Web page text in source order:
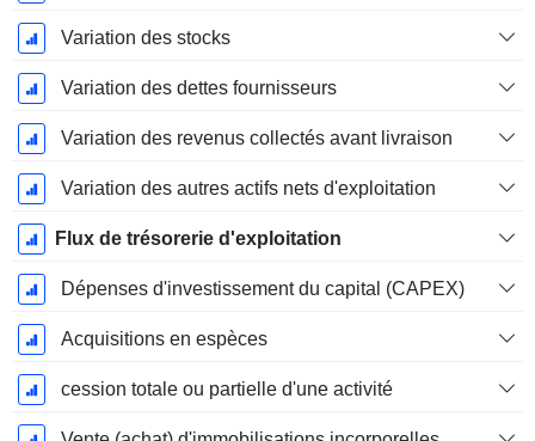
Variation des stocks
Variation des dettes fournisseurs
Variation des revenus collectés avant livraison
Variation des autres actifs nets d'exploitation
Flux de trésorerie d'exploitation
Dépenses d'investissement du capital (CAPEX)
Acquisitions en espèces
cession totale ou partielle d'une activité